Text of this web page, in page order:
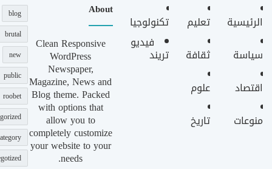
الرئيسية
سياسة
اقتصاد
منوعات
تعليم
ثقافة
علوم
تاريخ
تكنولوجيا
فيديو
تريند
About
Clean Responsive
WordPress
Newspaper,
Magazine, News and
Blog theme. Packed
with options that
allow you to
completely customize
your website to your
needs.
blog
brutal
new
public
roobet